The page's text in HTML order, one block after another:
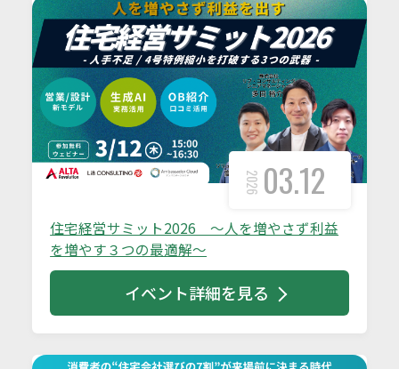
2026 03.12
住宅経営サミット2026 ～人を増やさず利益
を増やす３つの最適解～
イベント詳細を見る